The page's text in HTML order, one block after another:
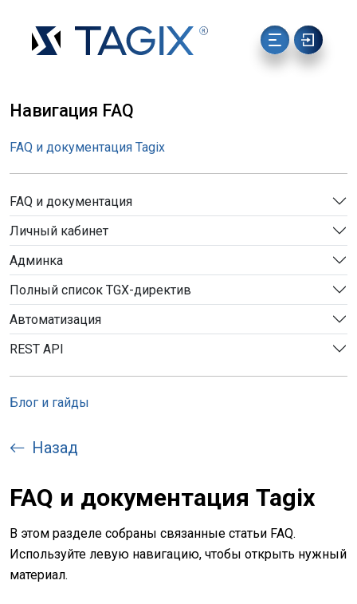
Навигация FAQ
FAQ и документация Tagix
FAQ и документация
Личный кабинет
Админка
Полный список TGX-директив
Автоматизация
REST API
Блог и гайды
Назад
FAQ и документация Tagix
В этом разделе собраны связанные статьи FAQ.
Используйте левую навигацию, чтобы открыть нужный
материал.